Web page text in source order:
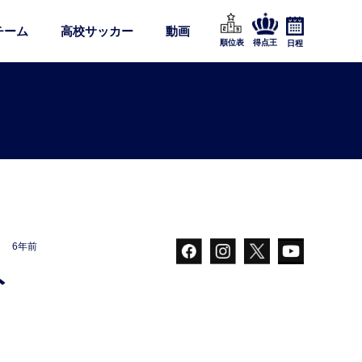
ーム 高校サッカー 動画
順位表 得点王 日程
6年前